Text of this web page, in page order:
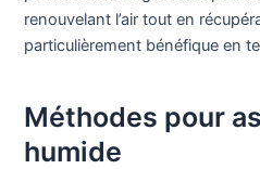
renouvelant l’air tout en
particulièrement bénéfique en
Méthodes pour
humide